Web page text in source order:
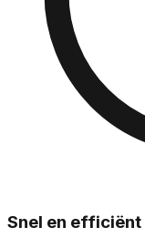
Snel en efficiënt